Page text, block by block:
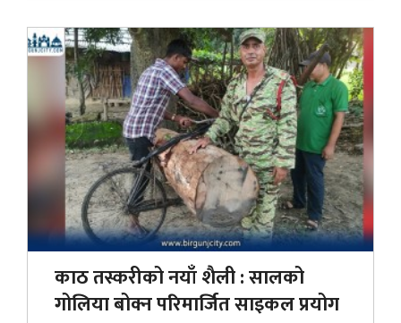
काठ तस्करीको नयाँ शैली : सालको
गोलिया बोक्न परिमार्जित साइकल प्रयोग